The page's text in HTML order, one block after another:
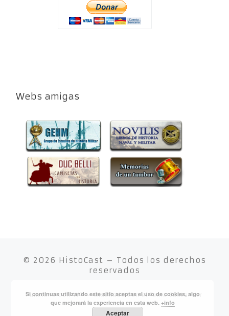
Webs amigas
© 2026 HistoCast – Todos los derechos
reservados
Funciona conWP– Diseñado con elTema Customizr
Si continuas utilizando este sitio aceptas el uso de cookies, algo
que mejorará la experiencia en esta web. +info
Aceptar